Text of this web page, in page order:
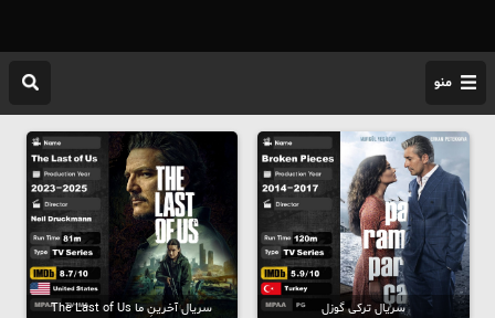
منو
سریال ترکی گوزل سریال آخرینِ ما The Last of Us